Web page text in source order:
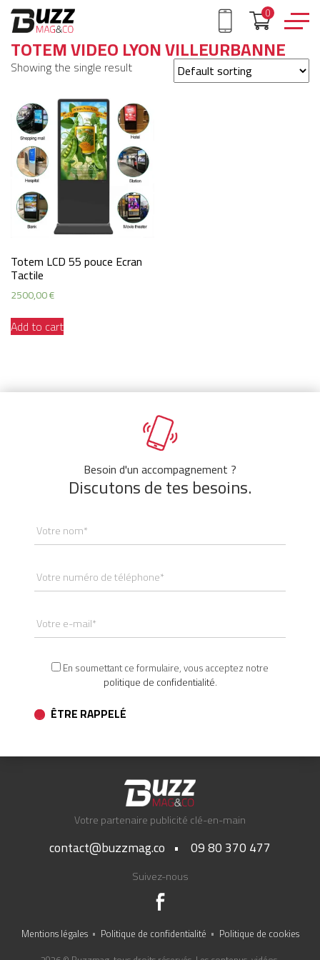
0
TOTEM VIDEO LYON VILLEURBANNE
Showing the single result
Totem LCD 55 pouce Ecran
Tactile
2500,00€
Add to cart
Besoin d'un accompagnement ?
Discutons de tes besoins.
Votre nom*
Votre numéro de téléphone*
Votre e-mail*
En soumettant ce formulaire, vous acceptez notre
politique de confidentialité.
ÊTRE RAPPELÉ
Votre partenaire publicité clé-en-main
contact@buzzmag.co • 09 80 370 477
Suivez-nous
Mentions légales Politique de confidentialité
Politique de cookies